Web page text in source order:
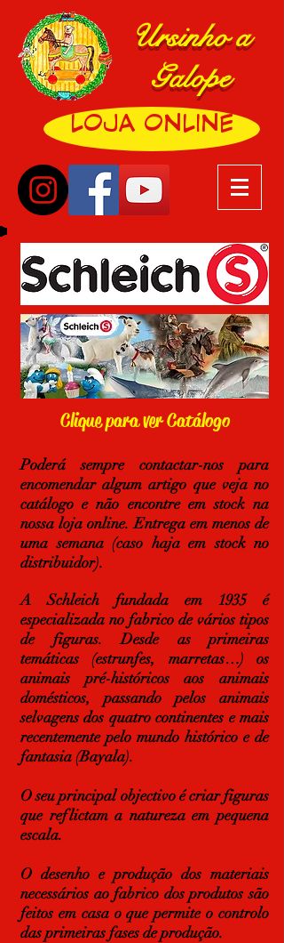
Ursinho a
Galope
LOJA ONLINE
Clique para ver Catálogo
Poderá sempre contactar-nos para
encomendar algum artigo que veja no
catálogo e não encontre em stock na
nossa loja online. Entrega em menos de
uma semana (caso haja em stock no
distribuidor).
A Schleich fundada em 1935 é
especializada no fabrico de vários tipos
de figuras. Desde as primeiras
temáticas (estrunfes, marretas…) os
animais pré-históricos aos animais
domésticos, passando pelos animais
selvagens dos quatro continentes e mais
recentemente pelo mundo histórico e de
fantasia (Bayala).
O seu principal objectivo é criar figuras
que reflictam a natureza em pequena
escala.
O desenho e produção dos materiais
necessários ao fabrico dos produtos são
feitos em casa o que permite o controlo
das primeiras fases de produção.